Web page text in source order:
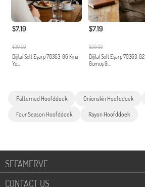
$7.19
$29.00
Dijital Soft Eşarp 70363-06 Kına
Ye...
$7.19
$29.00
Dijital Soft Eşarp 70363-02
Gümüş G...
Patterned Hoofddoek Onionskin Hoofddoek
Four Season Hoofddoek Rayon Hoofddoek
SEFAMERVE
CONTACT US